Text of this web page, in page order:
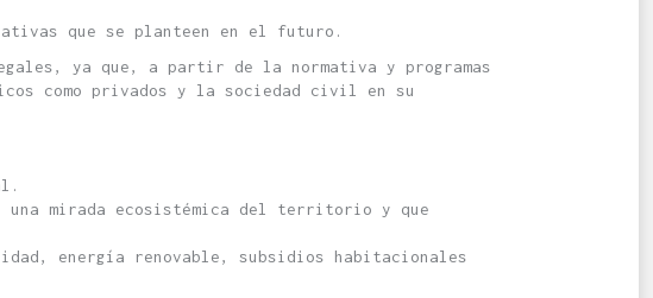
que se planteen en el futuro.
ya que, a partir de la normativa y programas
como privados y la sociedad civil en su
mirada ecosistémica del territorio y que
energía renovable, subsidios habitacionales